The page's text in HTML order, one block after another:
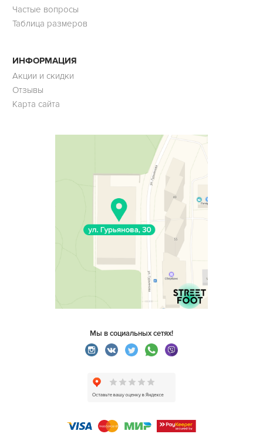
Частые вопросы
Таблица размеров
ИНФОРМАЦИЯ
Акции и скидки
Отзывы
Карта сайта
Мы в социальных сетях!